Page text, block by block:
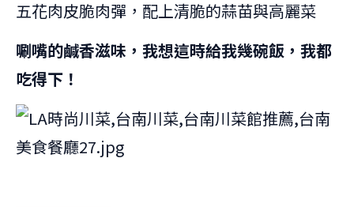
五花肉皮脆肉彈，配上清脆的蒜苗與高麗菜
唰嘴的鹹香滋味，我想這時給我幾碗飯，我都
吃得下！